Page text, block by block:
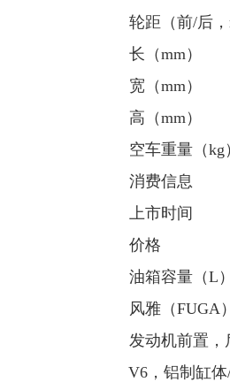
轮距（前/后，
长（mm）
宽（mm）
高（mm）
空车重量（kg
消费信息
上市时间
价格
油箱容量（L）
风雅（FUGA）
发动机前置，
V6，铝制缸体/